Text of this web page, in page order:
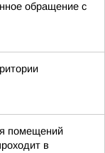
обращение с
помещений
в